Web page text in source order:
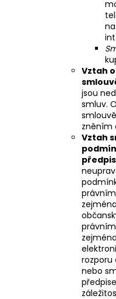
Vztah
jsou
smluv.
zněním
Vztah
nebo